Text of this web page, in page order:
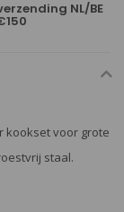
NL/BE
kookset voor grote
staal.